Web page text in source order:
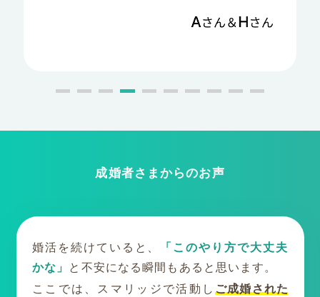
成婚者さまからのお声
婚活を続けていると、
「このやり方で大丈夫
かな」 と不安になる瞬間もあると思います。
ここでは、スマリッジで活動し ご成婚された